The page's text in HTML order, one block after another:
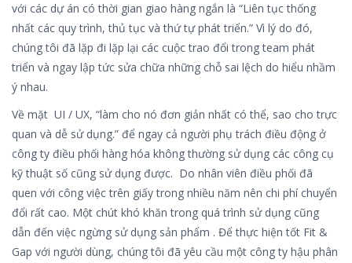
với các dự án có thời gian giao hàng ngắn là “Liên tục thống
nhất các quy trình, thủ tục và thứ tự phát triển.” Vì lý do đó,
chúng tôi đã lặp đi lặp lại các cuộc trao đổi trong team phát
triển và ngay lập tức sửa chữa những chỗ sai lệch do hiểu nhầm
ý nhau.
Về mặt UI / UX, “làm cho nó đơn giản nhất có thể, sao cho trực
quan và dễ sử dụng.” để ngay cả người phụ trách điều động ở
công ty điều phối hàng hóa không thường sử dụng các công cụ
kỹ thuật số cũng sử dụng được. Do nhân viên điều phối đã
quen với công việc trên giấy trong nhiều năm nên chi phí chuyển
đổi rất cao. Một chút khó khăn trong quá trình sử dụng cũng
dẫn đến việc ngừng sử dụng sản phẩm . Để thực hiện tốt Fit &
Gap với người dùng, chúng tôi đã yêu cầu một công ty hậu phân